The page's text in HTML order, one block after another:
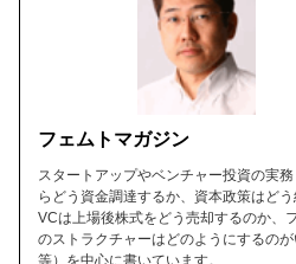
フェムトマガジン
スタートアップやベンチャー投資の実
らどう資金調達するか、資本政策はどう
VCは上場後株式をどう売却するのか、
のストラクチャーはどのようにするの
等）を中心に書いています。